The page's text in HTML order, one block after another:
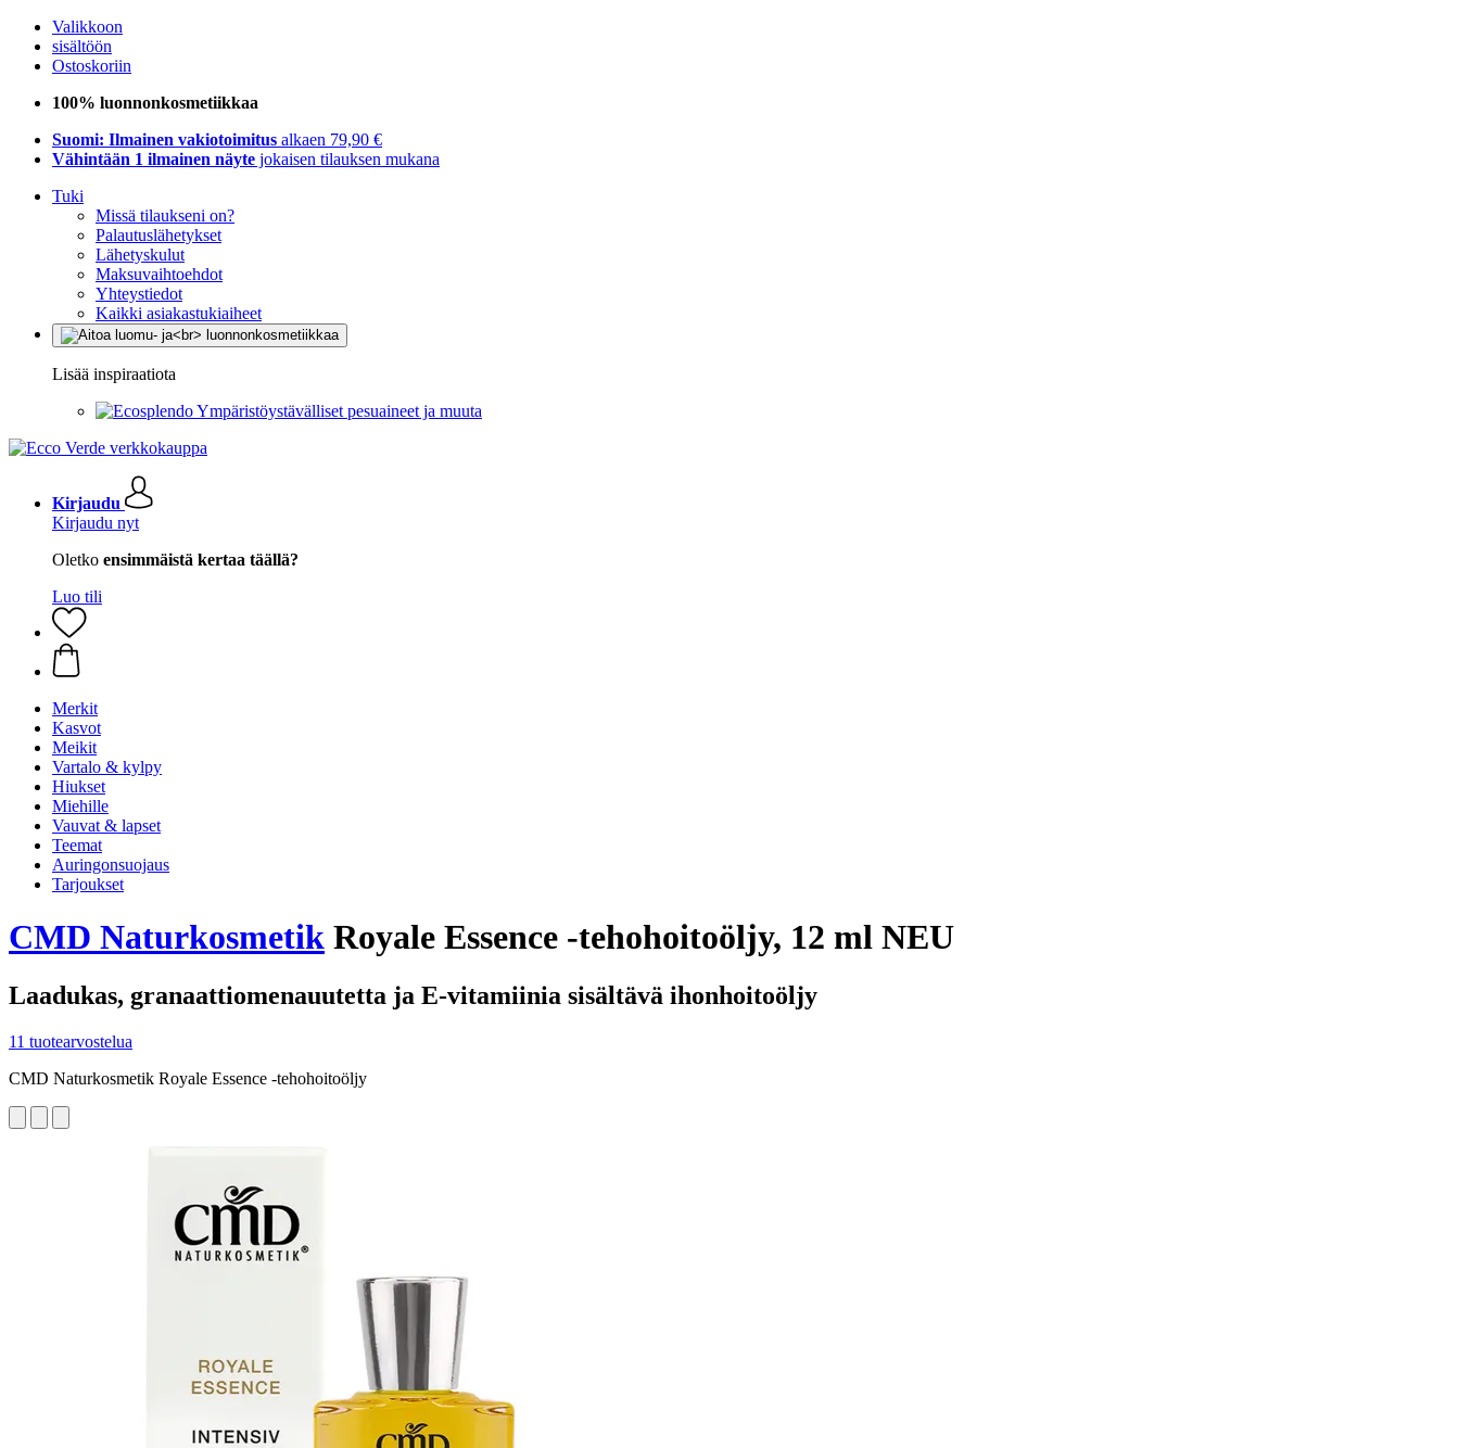
Valikkoon
sisältöön
Ostoskoriin
100% luonnonkosmetiikkaa
Suomi: Ilmainen vakiotoimitus alkaen 79,90 €
Vähintään 1 ilmainen näyte jokaisen tilauksen mukana
Tuki
Missä tilaukseni on?
Palautuslähetykset
Lähetyskulut
Maksuvaihtoehdot
Yhteystiedot
Kaikki asiakastukiaiheet
Lisää inspiraatiota
Ympäristöystävälliset pesuaineet ja muuta
Kirjaudu
Kirjaudu nyt
Oletko ensimmäistä kertaa täällä?
Luo tili
Merkit
Kasvot
Meikit
Vartalo & kylpy
Hiukset
Miehille
Vauvat & lapset
Teemat
Auringonsuojaus
Tarjoukset
CMD Naturkosmetik Royale Essence -tehohoitoöljy, 12 ml NEU
Laadukas, granaattiomenauutetta ja E-vitamiinia sisältävä ihonhoitoöljy
11 tuotearvostelua
CMD Naturkosmetik Royale Essence -tehohoitoöljy